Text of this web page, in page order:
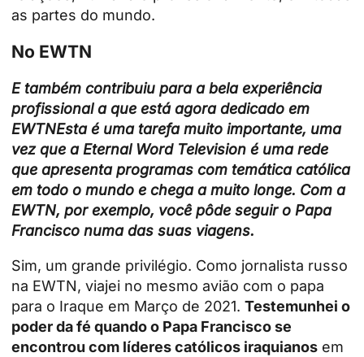
as partes do mundo.
No EWTN
E também contribuiu para a bela experiência
profissional a que está agora dedicado em
EWTNEsta é uma tarefa muito importante, uma
vez que a Eternal Word Television é uma rede
que apresenta programas com temática católica
em todo o mundo e chega a muito longe. Com a
EWTN, por exemplo, você pôde seguir o Papa
Francisco numa das suas viagens.
Sim, um grande privilégio. Como jornalista russo
na EWTN, viajei no mesmo avião com o papa
para o Iraque em Março de 2021. Testemunhei o
poder da fé quando o Papa Francisco se
encontrou com líderes católicos iraquianos em